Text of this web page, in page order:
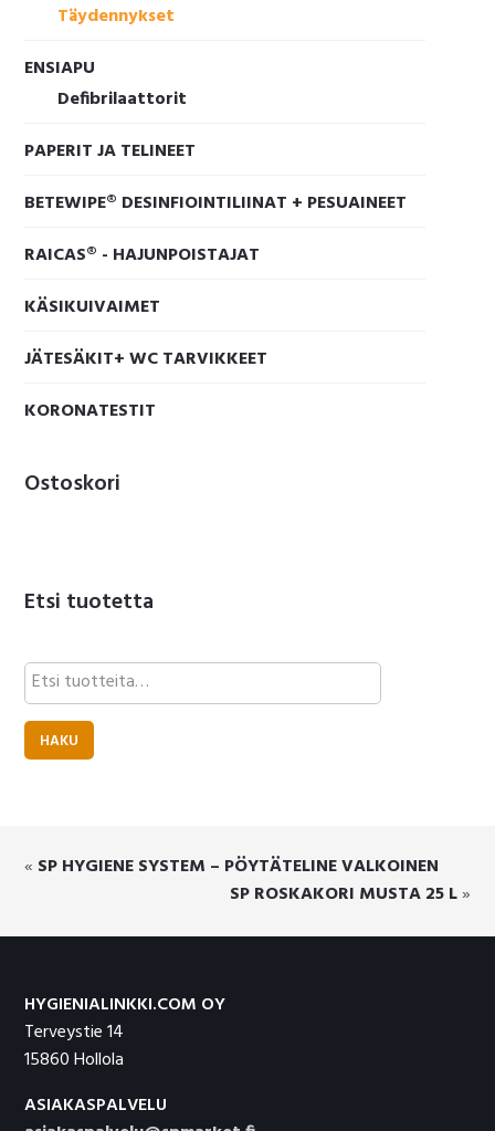
Täydennykset
ENSIAPU
Defibrilaattorit
PAPERIT JA TELINEET
BETEWIPE® DESINFIOINTILIINAT + PESUAINEET
RAICAS® - HAJUNPOISTAJAT
KÄSIKUIVAIMET
JÄTESÄKIT+ WC TARVIKKEET
KORONATESTIT
Ostoskori
Etsi tuotetta
Etsi:
HAKU
« SP HYGIENE SYSTEM – PÖYTÄTELINE VALKOINEN
SP ROSKAKORI MUSTA 25 L»
HYGIENIALINKKI.COM OY
Terveystie 14
15860 Hollola
ASIAKASPALVELU